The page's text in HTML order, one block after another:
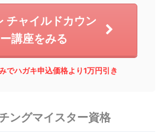
チャイルドカウン
講座をみる
でハガキ申込価格より1万円引き
ングマイスター資格